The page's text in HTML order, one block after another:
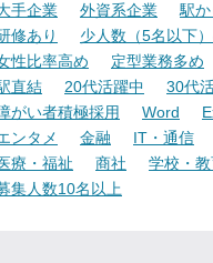
手企業
外資系企業 駅
修あり
少人数（5名以下
性比率高め
定型業務多め
直結
20代活躍中 30代
がい者積極採用
Word
ンタメ
金融 IT・通信
療・福祉
商社 学校・
集人数10名以上